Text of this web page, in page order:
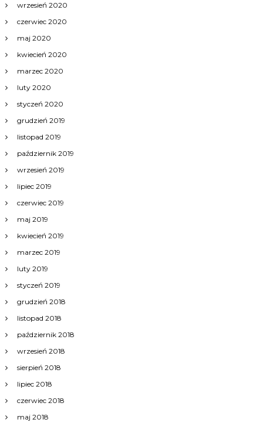
wrzesień 2020
czerwiec 2020
maj 2020
kwiecień 2020
marzec 2020
luty 2020
styczeń 2020
grudzień 2019
listopad 2019
październik 2019
wrzesień 2019
lipiec 2019
czerwiec 2019
maj 2019
kwiecień 2019
marzec 2019
luty 2019
styczeń 2019
grudzień 2018
listopad 2018
październik 2018
wrzesień 2018
sierpień 2018
lipiec 2018
czerwiec 2018
maj 2018